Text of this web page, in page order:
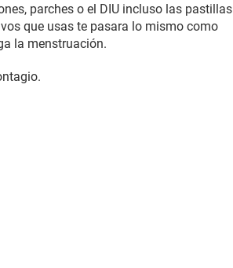
parches o el DIU incluso las pastillas
que usas te pasara lo mismo como
la menstruación.